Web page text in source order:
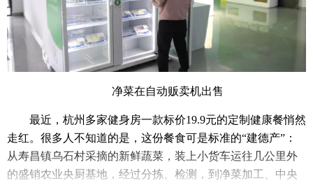
净菜在自动贩卖机出售
最近，杭州多家健身房一款标价19.9元的定制健康餐悄然
走红。很多人不知道的是，这份餐食可是标准的“建德产”：
从寿昌镇乌石村采摘的新鲜蔬菜，装上小货车运往几公里外
的盛销农业央厨基地，经过分拣、检测，到净菜加工、中央